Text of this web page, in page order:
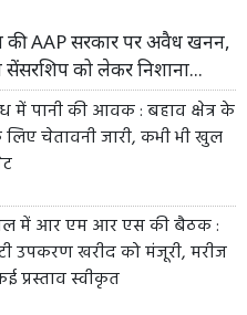
की AAP सरकार पर अवैध खनन,
को लेकर निशाना...
में पानी की आवक : बहाव क्षेत्र के
चेतावनी जारी, कभी भी खुल
में आर एम आर एस की बैठक :
उपकरण खरीद को मंजूरी, मरीज
प्रस्ताव स्वीकृत